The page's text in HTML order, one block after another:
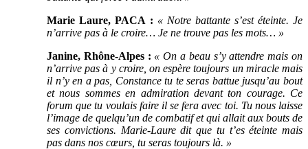
Marie Laure, PACA : « Notre battante s’est éteinte. Je
n’arrive pas à le croire… Je ne trouve pas les mots… »
Janine, Rhône-Alpes : « On a beau s’y attendre mais on
n’arrive pas à y croire, on espère toujours un miracle mais
il n’y en a pas, Constance tu te seras battue jusqu’au bout
et nous sommes en admiration devant ton courage. Ce
forum que tu voulais faire il se fera avec toi. Tu nous laisse
l’image de quelqu’un de combatif et qui allait aux bouts de
ses convictions. Marie-Laure dit que tu t’es éteinte mais
pas dans nos cœurs, tu seras toujours là. »